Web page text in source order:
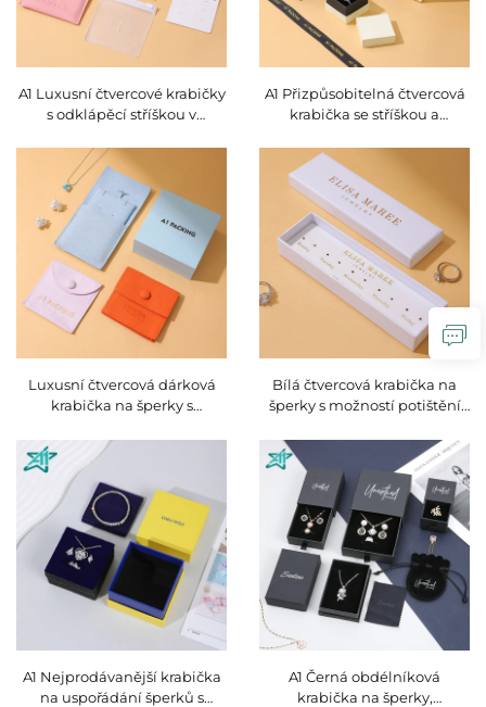
A1 Luxusní čtvercové krabičky
s odklápěcí stříškou v
obalové taštičky na šperky z
mikrovlákenného sametu s
matnou zipovou uzávěrkou
A1 Přizpůsobitelná čtvercová
krabička se stříškou a
zámkem, tištěná krabička na
šperky pro náhrdelníky,
ručně vyráběné balení,
papírový sáček
Luxusní čtvercová dárková
krabička na šperky s
oranžovou mikrovlákennou
taštičkou, přizpůsobitelné
balení s logem pro prsteny a
náušnice
Bílá čtvercová krabička na
šperky s možností potištění
lepenky pro balení
náhrdelníků a náušnic,
dárková krabička
A1 Nejprodávanější krabička
na uspořádání šperků s
A1 Černá obdélníková
krabička na šperky,